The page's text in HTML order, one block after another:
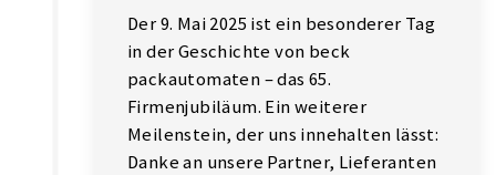
Der 9. Mai 2025 ist ein besonderer Tag
in der Geschichte von beck
packautomaten – das 65.
Firmenjubiläum. Ein weiterer
Meilenstein, der uns innehalten lässt:
Danke an unsere Partner, Lieferanten